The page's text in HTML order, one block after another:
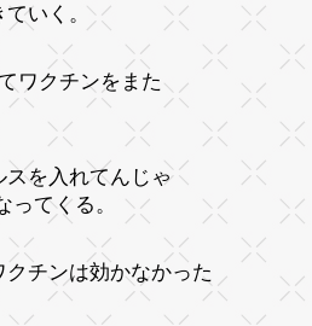
ていく。
ワクチンをまた
を入れてんじゃ
てくる。
チンは効かなかった